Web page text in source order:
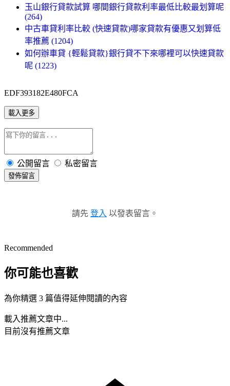
玉山銀行貸款試算 哪間銀行貸款利率最低比較最划算呢
(264)
中古車貸利率比較 (快速貸款)哪家貸款有優惠又划算低
率推薦 (1204)
如何辦車貸 {輕鬆貸款}銀行貸不下來哪裡可以快速貸款
呢 (1223)
EDF393182E480FCA
載入更多
公開留言 私密留言
發佈留言
請先 登入 以發表留言。
Recommended
你可能也喜歡
為你精選 3 篇值得延伸閱讀的內容
載入推薦文章中...
目前沒有推薦文章